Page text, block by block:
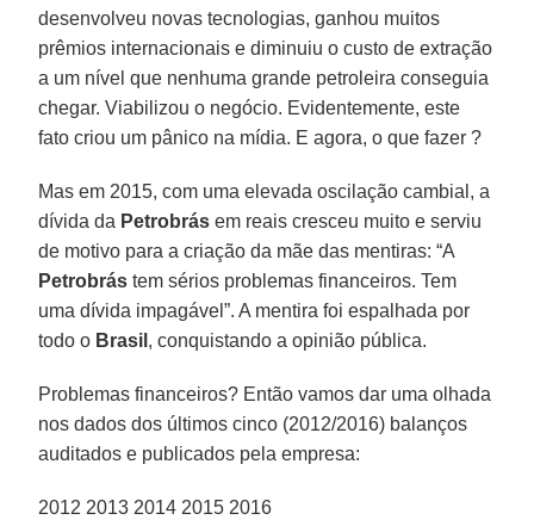
desenvolveu novas tecnologias, ganhou muitos
prêmios internacionais e diminuiu o custo de extração
a um nível que nenhuma grande petroleira conseguia
chegar. Viabilizou o negócio. Evidentemente, este
fato criou um pânico na mídia. E agora, o que fazer ?
Mas em 2015, com uma elevada oscilação cambial, a
dívida da Petrobrás em reais cresceu muito e serviu
de motivo para a criação da mãe das mentiras: “A
Petrobrás tem sérios problemas financeiros. Tem
uma dívida impagável”. A mentira foi espalhada por
todo o Brasil , conquistando a opinião pública.
Problemas financeiros? Então vamos dar uma olhada
nos dados dos últimos cinco (2012/2016) balanços
auditados e publicados pela empresa:
2012 2013 2014 2015 2016